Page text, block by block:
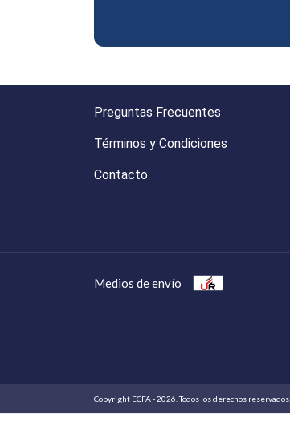
Preguntas Frecuentes
Términos y Condiciones
Contacto
Medios de envío
Copyright ECFA - 2026. Todos los derechos reservados.